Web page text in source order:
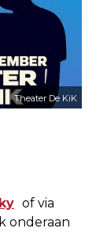
Theater De KiK
of via
onderaan